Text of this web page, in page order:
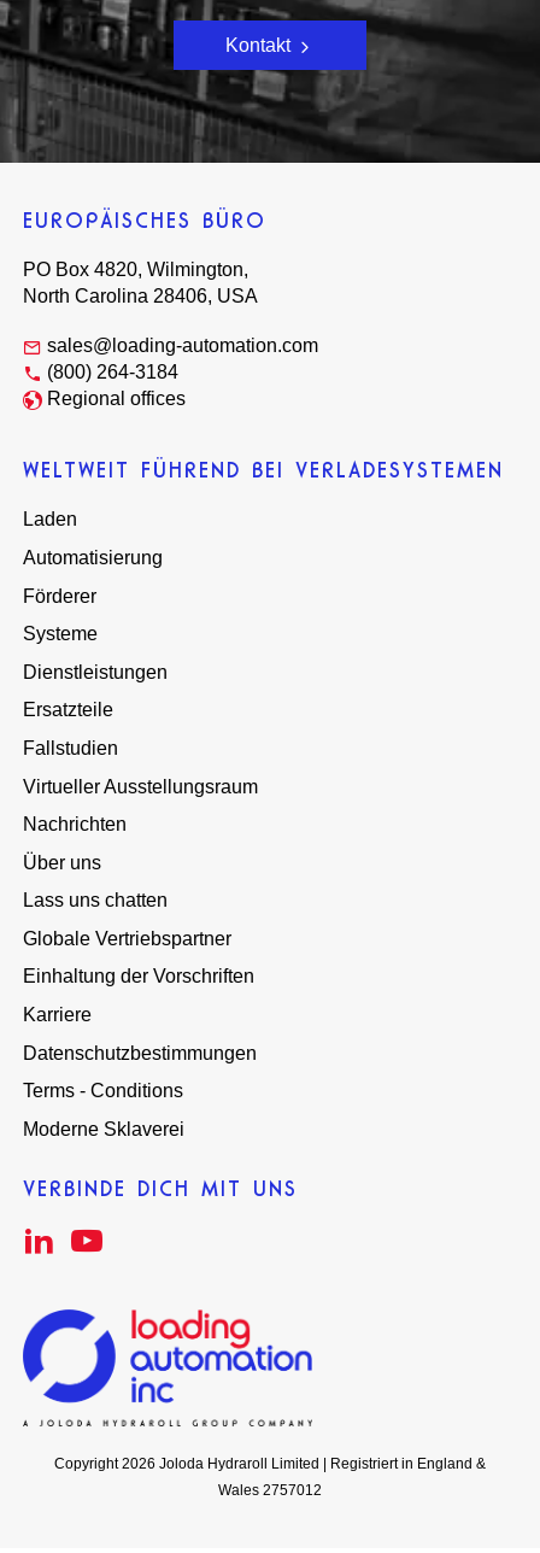
Kontakt
EUROPÄISCHES BÜRO
PO Box 4820, Wilmington,
North Carolina 28406, USA
sales@loading-automation.com
(800) 264-3184
Regional offices
WELTWEIT FÜHREND BEI VERLADESYSTEMEN
Laden
Automatisierung
Förderer
Systeme
Dienstleistungen
Ersatzteile
Fallstudien
Virtueller Ausstellungsraum
Nachrichten
Über uns
Lass uns chatten
Globale Vertriebspartner
Einhaltung der Vorschriften
Karriere
Datenschutzbestimmungen
Terms - Conditions
Moderne Sklaverei
VERBINDE DICH MIT UNS
Copyright 2026 Joloda Hydraroll Limited | Registriert in England &
Wales 2757012